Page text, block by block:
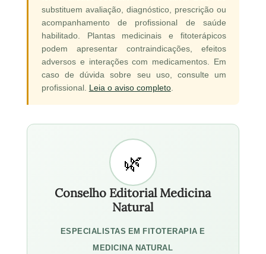
substituem avaliação, diagnóstico, prescrição ou
acompanhamento de profissional de saúde
habilitado. Plantas medicinais e fitoterápicos
podem apresentar contraindicações, efeitos
adversos e interações com medicamentos. Em
caso de dúvida sobre seu uso, consulte um
profissional. Leia o aviso completo.
Conselho Editorial Medicina
Natural
ESPECIALISTAS EM FITOTERAPIA E
MEDICINA NATURAL